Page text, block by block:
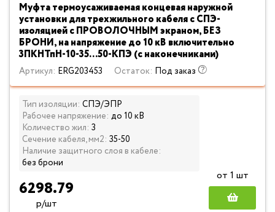
Муфта термоусаживаемая концевая наружной
установки для трехжильного кабеля с СПЭ-
изоляцией с ПРОВОЛОЧНЫМ экраном, БЕЗ
БРОНИ, на напряжение до 10 кВ включительно
3ПКНТпН-10-35...50-КПЭ (с наконечниками)
Артикул: ERG203453 Остаток: Под заказ
Тип изоляции: СПЭ/ЭПР
Рабочее напряжение: до 10 кВ
Количество жил: 3
Сечение кабеля, мм2: 35-50
Наличие защитного слоя в кабеле:
без брони
6298.79
р/шт
от 1 шт